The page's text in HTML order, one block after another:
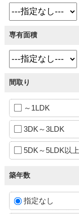
専有面積
間取り
～1LDK
3DK～3LDK
5DK～5LDK以上
築年数
指定なし